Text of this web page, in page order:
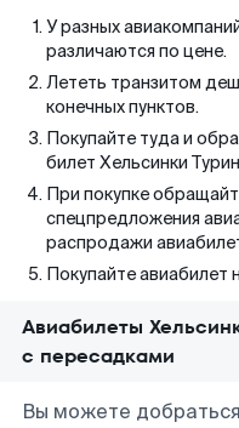
У разных
различаются по цене.
Лететь транзитом
конечных пунктов.
Покупайте туда и
билет Хельсинки
При покупке
спецпредложения
распродажи
Покупайте авиабилет
Авиабилеты
с пересадками
Вы можете